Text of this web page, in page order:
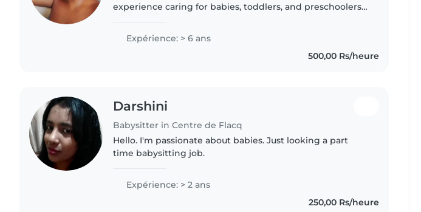
experience caring for babies, toddlers, and preschoolers,
fluent in..
Expérience: > 6 ans
500,00 Rs/heure
Darshini
Babysitter in Centre de Flacq
Hello. I'm passionate about babies. Just looking a part
time babysitting job.
Expérience: > 2 ans
250,00 Rs/heure